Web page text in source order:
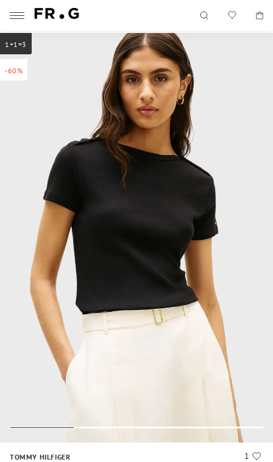
-60%
1+1=3
1
TOMMY HILFIGER